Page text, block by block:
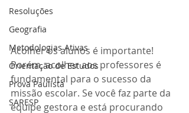
Resoluções
Geografia
Metodologias Ativas
Orientação de Estudos
Prova Paulista
SARESP
Acolher os alunos é importante!
Porém, acolher aos professores é
fundamental para o sucesso da
missão escolar. Se você faz parte da
equipe gestora e está procurando